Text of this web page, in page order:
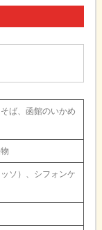
ば、函館のいかめ
ソ）、シフォンケ